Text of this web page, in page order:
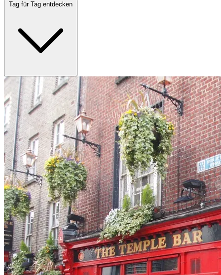
Tag für Tag entdecken